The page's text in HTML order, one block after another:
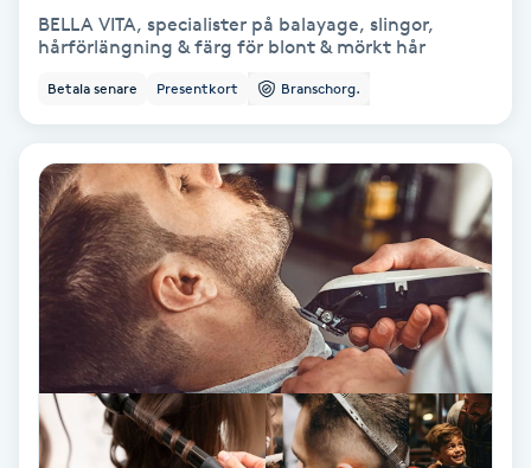
LPG
LPG-behandling
LPG-massage
Luggklippning
BELLA VITA, specialister på balayage, slingor,
hårförlängning & färg för blont & mörkt hår
Betala senare Presentkort Branschorg.